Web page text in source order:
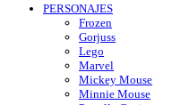
PERSONAJES
Frozen
Gorjuss
Lego
Marvel
Mickey Mouse
Minnie Mouse